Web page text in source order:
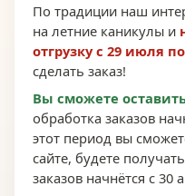
По традиции наш
на летние каникулы и
отгрузку с 29 июля
сделать заказ!
Вы сможете
обработка заказов
этот период вы
сайте, будете
заказов начнётся с 30